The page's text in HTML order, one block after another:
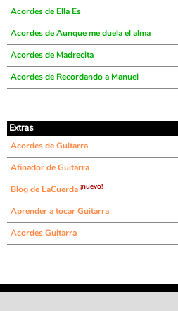
Acordes de Ella Es
Acordes de Aunque me duela el alma
Acordes de Madrecita
Acordes de Recordando a Manuel
Extras
Acordes de Guitarra
Afinador de Guitarra
Blog de LaCuerda ¡nuevo!
Aprender a tocar Guitarra
Acordes Guitarra